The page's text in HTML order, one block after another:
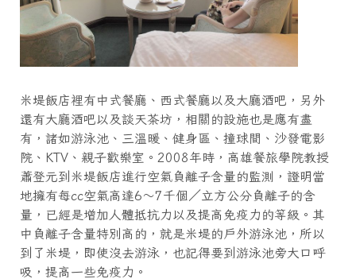
米堤飯店裡有中式餐廳、西式餐廳以及大廳酒吧，另外
還有大廳酒吧以及談天茶坊，相關的設施也是應有盡
有，諸如游泳池、三溫暖、健身區、撞球間、沙發電影
院、KTV、親子歡樂室。2008年時，高雄餐旅學院教授
蕭登元到米堤飯店進行空氣負離子含量的監測，證明當
地擁有每cc空氣高達6～7千個／立方公分負離子的含
量，已經是增加人體抵抗力以及提高免疫力的等級。其
中負離子含量特別高的，就是米堤的戶外游泳池，所以
到了米堤，即使沒去游泳，也記得要到游泳池旁大口呼
吸，提高一些免疫力。